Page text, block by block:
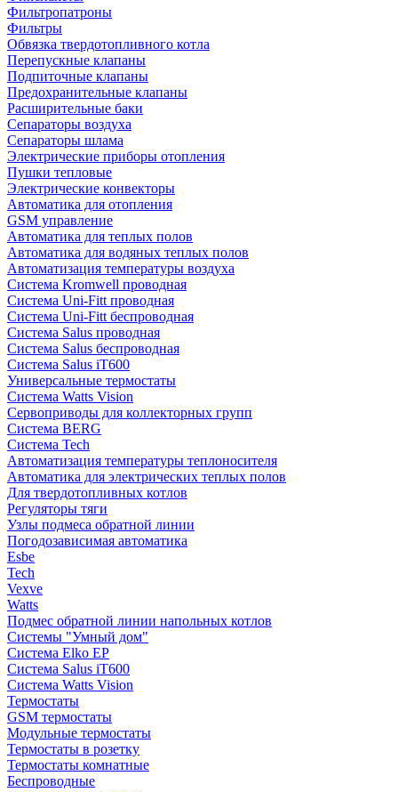
Фильтропатроны
Фильтры
Обвязка твердотопливного котла
Перепускные клапаны
Подпиточные клапаны
Предохранительные клапаны
Расширительные баки
Сепараторы воздуха
Сепараторы шлама
Электрические приборы отопления
Пушки тепловые
Электрические конвекторы
Автоматика для отопления
GSM управление
Автоматика для теплых полов
Автоматика для водяных теплых полов
Автоматизация температуры воздуха
Система Kromwell проводная
Система Uni-Fitt проводная
Система Uni-Fitt беспроводная
Система Salus проводная
Система Salus беспроводная
Система Salus iT600
Универсальные термостаты
Система Watts Vision
Сервоприводы для коллекторных групп
Система BERG
Система Tech
Автоматизация температуры теплоносителя
Автоматика для электрических теплых полов
Для твердотопливных котлов
Регуляторы тяги
Узлы подмеса обратной линии
Погодозависимая автоматика
Esbe
Tech
Vexve
Watts
Подмес обратной линии напольных котлов
Системы "Умный дом"
Система Elko EP
Система Salus iT600
Система Watts Vision
Термостаты
GSM термостаты
Модульные термостаты
Термостаты в розетку
Термостаты комнатные
Беспроводные